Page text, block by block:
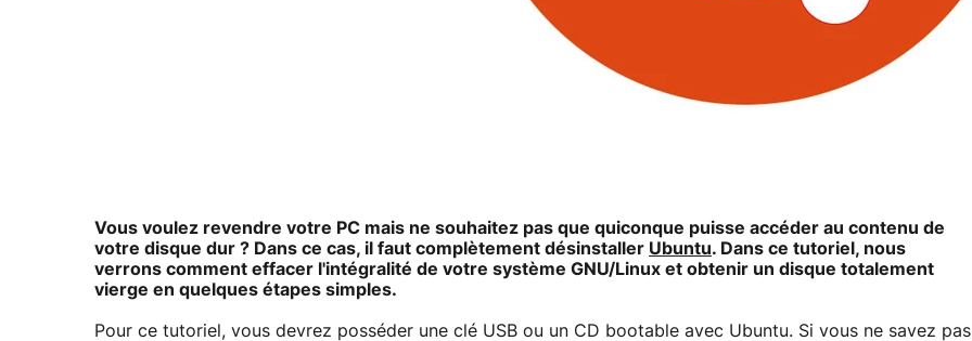
Vous voulez revendre votre PC mais ne souhaitez pas que quiconque puisse accéder au contenu de
votre disque dur ? Dans ce cas, il faut complètement désinstaller Ubuntu. Dans ce tutoriel, nous
verrons comment effacer l'intégralité de votre système GNU/Linux et obtenir un disque totalement
vierge en quelques étapes simples.
Pour ce tutoriel, vous devrez posséder une clé USB ou un CD bootable avec Ubuntu. Si vous ne savez pas